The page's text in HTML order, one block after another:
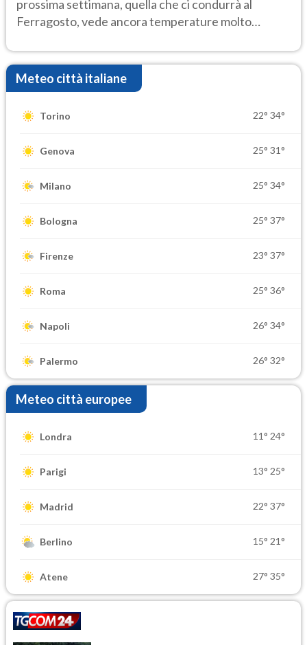
prossima settimana, quella che ci condurrà al
Ferragosto, vede ancora temperature molto
Meteo città italiane
Torino 22° 34°
Genova 25° 31°
Milano 25° 34°
Bologna 25° 37°
Firenze 23° 37°
Roma 25° 36°
Napoli 26° 34°
Palermo 26° 32°
Meteo città europee
Londra 11° 24°
Parigi 13° 25°
Madrid 22° 37°
Berlino 15° 21°
Atene 27° 35°